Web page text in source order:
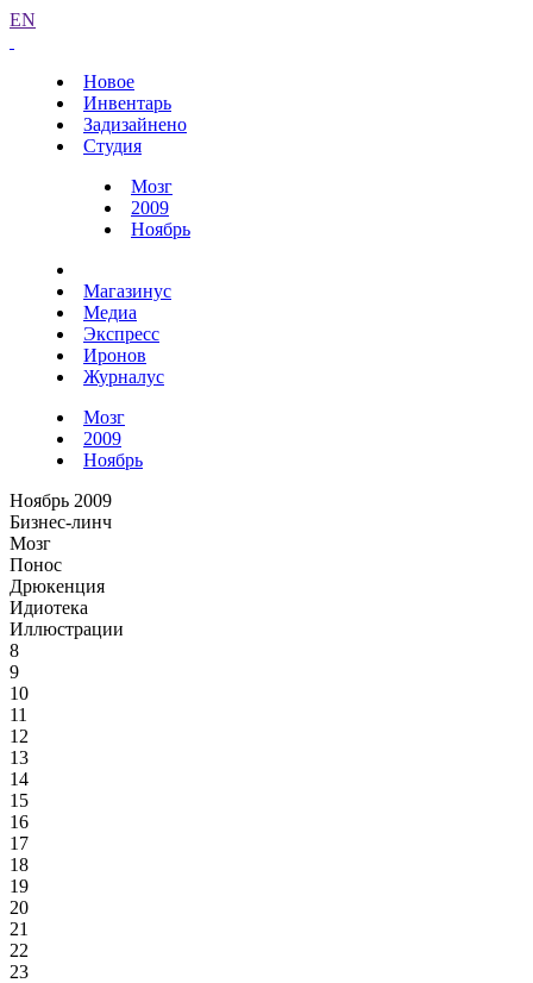
EN
Новое
Инвентарь
Задизайнено
Студия
Мозг
2009
Ноябрь
Магазинус
Медиа
Экспресс
Иронов
Журналус
Мозг
2009
Ноябрь
Ноябрь 2009
Бизнес-линч
Мозг
Понос
Дрюкенция
Идиотека
Иллюстрации
8
9
10
11
12
13
14
15
16
17
18
19
20
21
22
23